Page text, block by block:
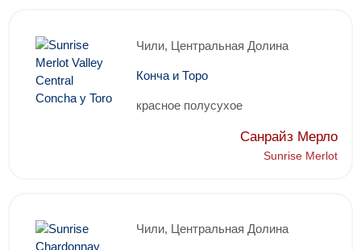
Чили, Центральная Долина
Конча и Торо
красное полусухое
Санрайз Мерло
Sunrise Merlot
Чили, Центральная Долина